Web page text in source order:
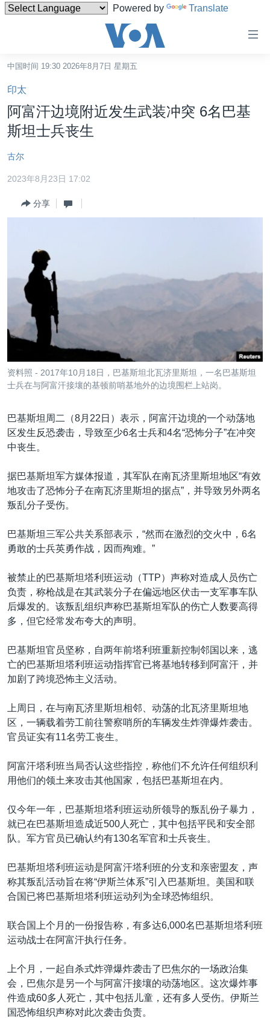
Powered by Translate
碍
链
接
跳
转
内
容
到
转
中国
最新国际新闻
中东
欧洲
非洲
美洲
全球议题
分类新闻
人权·法律·宗教
科教·文娱·体健
军事
劳工
环境
热点专题
白宫要闻
国会报道
美中关系
美国建国250周年
埃博拉疫情
美国之音专访
台海两岸关系
南中国海争端
关注西藏
关注新疆
VOA视频
VOA今日焦点
中文广播
其他语言网站
中国时间 19:30 2026年8月7日 星期五
印太
阿富汗边境附近发生武装冲突 6名巴基
斯坦士兵丧生
古尔
2023年8月23日 17:02
分享
资料照 - 2017年10月18日，巴基斯坦北瓦济里斯坦，一名巴基斯坦
士兵在与阿富汗接壤的基顿前哨基地外的边境围栏上站岗。
巴基斯坦周二（8月22日）表示，阿富汗边境的一个动荡地
区发生反恐袭击，导致至少6名士兵和4名“恐怖分子”在冲突
中丧生。
据巴基斯坦军方媒体报道，其军队在南瓦济里斯坦地区“有效
地攻击了恐怖分子在南瓦济里斯坦的据点”，并导致另外两名
叛乱分子受伤。
巴基斯坦三军公共关系部表示，“然而在激烈的交火中，6名
勇敢的士兵英勇作战，因而殉难。”
被禁止的巴基斯坦塔利班运动（TTP）声称对造成人员伤亡
负责，称枪战是在其武装分子在偏远地区伏击一支军事车队
后爆发的。该叛乱组织声称巴基斯坦军队的伤亡人数要高得
多，但它经常发布夸大的声明。
巴基斯坦官员坚称，自两年前塔利班重新控制邻国以来，逃
亡的巴基斯坦塔利班运动指挥官已将基地转移到阿富汗，并
加剧了跨境恐怖主义活动。
上周日，在与南瓦济里斯坦相邻、动荡的北瓦济里斯坦地
区，一辆载着劳工前往警察哨所的车辆发生炸弹爆炸袭击。
官员证实有11名劳工丧生。
阿富汗塔利班当局否认这些指控，称他们不允许任何组织利
用他们的领土来攻击其他国家，包括巴基斯坦在内。
仅今年一年，巴基斯坦塔利班运动所领导的叛乱份子暴力，
就已在巴基斯坦造成近500人死亡，其中包括平民和安全部
队。军方官员已确认约有130名军官和士兵丧生。
巴基斯坦塔利班运动是阿富汗塔利班的分支和亲密盟友，声
称其叛乱活动旨在将“伊斯兰体系”引入巴基斯坦。美国和联
合国已将巴基斯坦塔利班运动列为全球恐怖组织。
联合国上个月的一份报告称，有多达6,000名巴基斯坦塔利班
运动战士在阿富汗执行任务。
上个月，一起自杀式炸弹爆炸袭击了巴焦尔的一场政治集
会，巴焦尔是另一个与阿富汗接壤的动荡地区。这次爆炸事
件造成60多人死亡，其中包括儿童，还有多人受伤。伊斯兰
国恐怖组织声称对此次袭击负责。